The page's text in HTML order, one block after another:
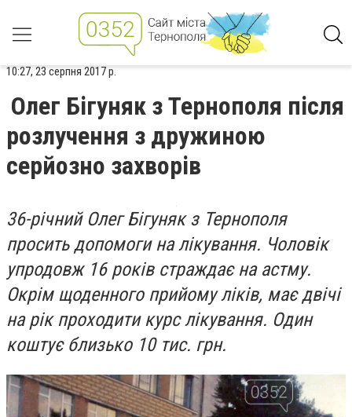
10:27, 23 серпня 2017 р.
Олег Бігуняк з Тернополя після
розлучення з дружиною
серйозно захворів
36-річний Олег Бігуняк з Тернополя
просить допомоги на лікування. Чоловік
упродовж 16 років страждає на астму.
Окрім щоденного прийому ліків, має двічі
на рік проходити курс лікування. Один
коштує близько 10 тис. грн.